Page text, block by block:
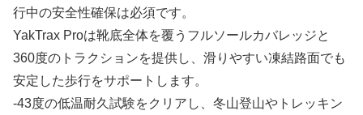
行中の安全性確保は必須です。
YakTrax Proは靴底全体を覆うフルソールカバレッジと
360度のトラクションを提供し、滑りやすい凍結路面でも
安定した歩行をサポートします。
-43度の低温耐久試験をクリアし、冬山登山やトレッキン